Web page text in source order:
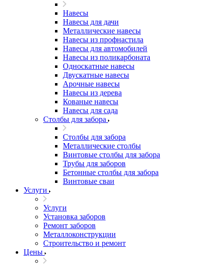
Навесы
Навесы для дачи
Металлические навесы
Навесы из профнастила
Навесы для автомобилей
Навесы из поликарбоната
Односкатные навесы
Двускатные навесы
Арочные навесы
Навесы из дерева
Кованые навесы
Навесы для сада
Столбы для забора
Столбы для забора
Металлические столбы
Винтовые столбы для забора
Трубы для заборов
Бетонные столбы для забора
Винтовые сваи
Услуги
Услуги
Установка заборов
Ремонт заборов
Металлоконструкции
Строительство и ремонт
Цены